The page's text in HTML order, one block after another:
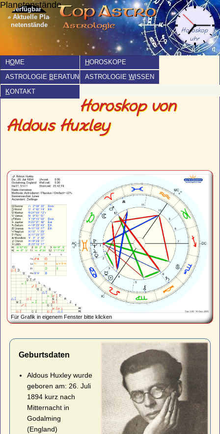
Planetenstände
» Aktuelle Pla­
netenstände
HOME HOROSKOPE
ASTROLOGIE B ERATUNG ASTROLOGIE W ISSEN
KONTAKT
Horoskop von
Aldous Huxley
Für Grafik in eigenem Fenster bitte klicken
Geburtsdaten
Aldous Huxley wurde
geboren am: 26. Juli
1894 kurz nach
Mitternacht in
Godalming
(England)